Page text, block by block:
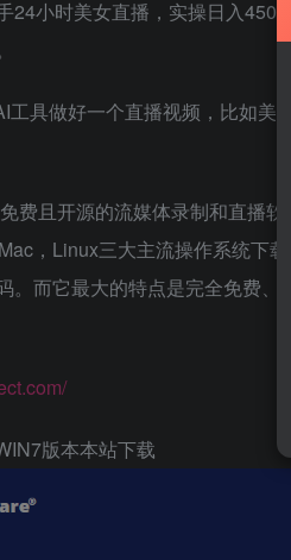
24小时美女直播，实操日入
具做好一个直播视频，比如
费且开源的流媒体录制和直播
，Linux三大主流操作系统下
。而它最大的特点是完全免费
版本本站下载